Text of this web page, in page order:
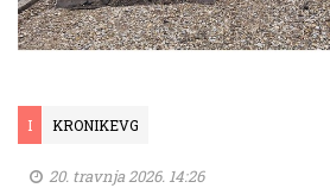
I KRONIKEVG
20. travnja 2026. 14:26